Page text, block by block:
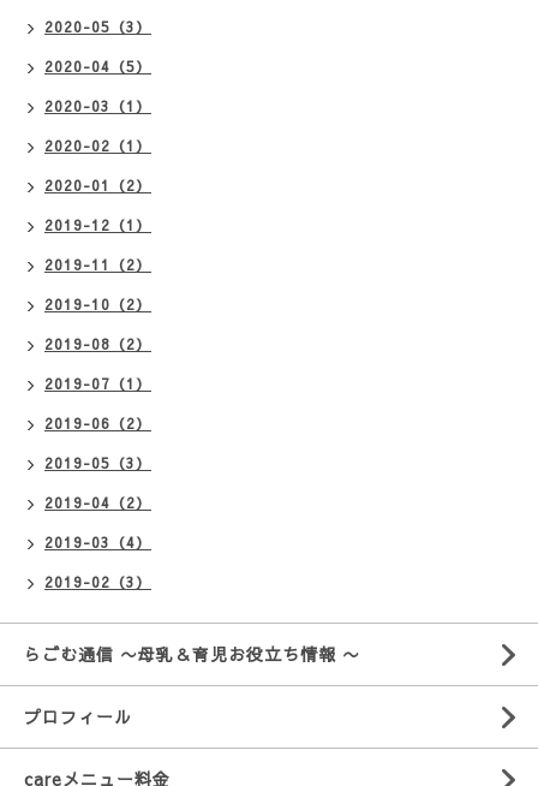
2020-05（3）
2020-04（5）
2020-03（1）
2020-02（1）
2020-01（2）
2019-12（1）
2019-11（2）
2019-10（2）
2019-08（2）
2019-07（1）
2019-06（2）
2019-05（3）
2019-04（2）
2019-03（4）
2019-02（3）
らごむ通信 〜母乳＆育児お役立ち情報 〜
プロフィール
careメニュー料金